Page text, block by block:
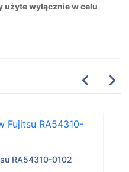
użyte wyłącznie w celu
RA54310-0102